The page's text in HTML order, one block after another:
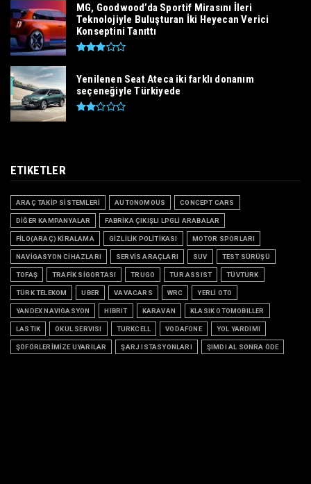
MG, Goodwood’da Sportif Mirasını İleri
Teknolojiyle Buluşturan İki Heyecan Verici
Konseptini Tanıttı
Yenilenen Seat Ateca iki farklı donanım
seçeneğiyle Türkiyede
ETIKETLER
ARAÇ TAKİP SİSTEMLERİ AUTONOMOUS CONCEPT CARS
DİĞER KAMPANYALAR FABRİKA ÇIKIŞLI LPGLİ ARABALAR
FİLO(ARAÇ) KİRALAMA GİZLİLİK POLİTİKASI MOTOR SPORLARI
NAVİGASYON CİHAZLARI SERVİS ARAÇLARI SUV TEST SÜRÜŞÜ
TOFAŞ TRAFİK SİGORTASI TRUGO TUR ASSIST TÜVTURK
TÜRK TELEKOM UBER VAVACARS WRC YERLİ OTO
YANDEX NAVIGASYON HIBRIT KARAVAN KLASIK OTOMOBILLER
LASTIK OKUL SERVISI TURKCELL VODAFONE YOL YARDIMI
ŞÖFÖRLERİMİZE UYARILAR ŞARJ ISTASYONLARI ŞIMDI AL SONRA ÖDE